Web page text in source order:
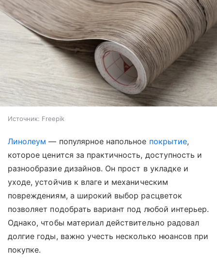
Источник: Freepik
Линолеум — популярное напольное покрытие,
которое ценится за практичность, доступность и
разнообразие дизайнов. Он прост в укладке и
уходе, устойчив к влаге и механическим
повреждениям, а широкий выбор расцветок
позволяет подобрать вариант под любой интерьер.
Однако, чтобы материал действительно радовал
долгие годы, важно учесть несколько нюансов при
покупке.